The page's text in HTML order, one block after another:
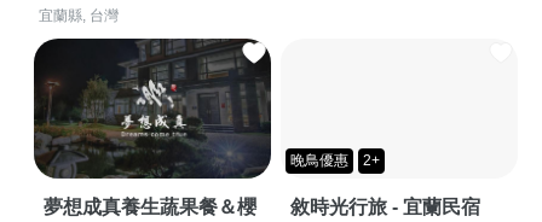
宜蘭縣, 台灣
夢想成真養生蔬果餐＆櫻
晚鳥優惠 2+
敘時光行旅 - 宜蘭民宿